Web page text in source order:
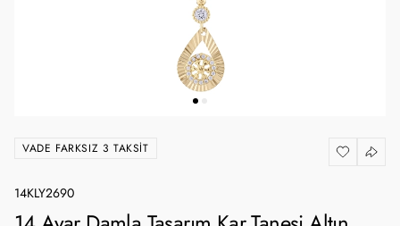
VADE FARKSIZ 3 TAKSIT
14KLY2690